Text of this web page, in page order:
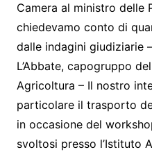
Camera al ministro delle
chiedevamo conto di
dalle indagini giudiziarie
L’Abbate, capogruppo
Agricoltura – Il nostro
particolare il trasporto
in occasione del
svoltosi presso l’Istituto